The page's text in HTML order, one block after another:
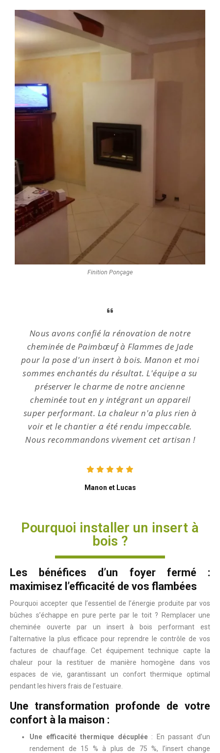
Finition Ponçage
Nous avons confié la rénovation de notre
cheminée de Paimbœuf à Flammes de Jade
pour la pose d'un insert à bois. Manon et moi
sommes enchantés du résultat. L'équipe a su
préserver le charme de notre ancienne
cheminée tout en y intégrant un appareil
super performant. La chaleur n'a plus rien à
voir et le chantier a été rendu impeccable.
Nous recommandons vivement cet artisan !
Manon et Lucas
Pourquoi installer un insert à
bois ?
Les bénéfices d’un foyer fermé :
maximisez l’efficacité de vos flambées
Pourquoi accepter que l’essentiel de l’énergie produite par vos
bûches s’échappe en pure perte par le toit ? Remplacer une
cheminée ouverte par un insert à bois performant est
l’alternative la plus efficace pour reprendre le contrôle de vos
factures de chauffage. Cet équipement technique capte la
chaleur pour la restituer de manière homogène dans vos
espaces de vie, garantissant un confort thermique optimal
pendant les hivers frais de l’estuaire.
Une transformation profonde de votre
confort à la maison :
Une efficacité thermique décuplée: En passant d’un
rendement de 15 % à plus de 75 %, l’insert change